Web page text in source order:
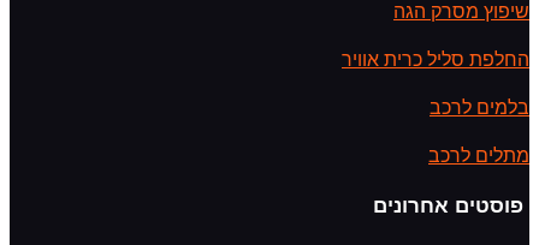
שיפוץ מסרק הגה
החלפת סליל כרית אוויר
בלמים לרכב
מתלים לרכב
פוסטים אחרונים